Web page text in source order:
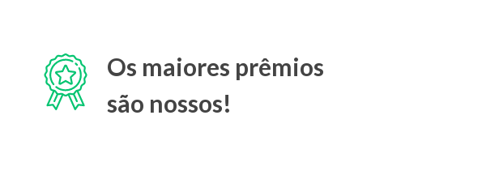
Os maiores prêmios
são nossos!